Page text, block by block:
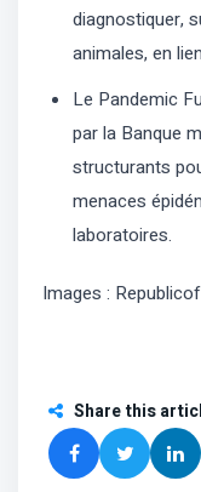
diagnostiquer,
animales, en
Le Pandemic
par la Banque
structurants
menaces
laboratoires.
Images :
Share this